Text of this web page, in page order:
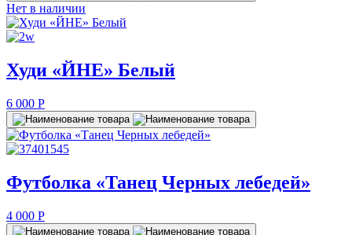
Нет в наличии
Худи «ЙНЕ» Белый
6 000 P
Футболка «Танец Черных лебедей»
4 000 P